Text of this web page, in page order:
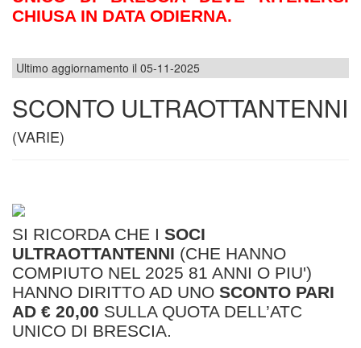
CHIUSA IN DATA ODIERNA.
Ultimo aggiornamento il 05-11-2025
SCONTO ULTRAOTTANTENNI
(VARIE)
SI RICORDA CHE I SOCI
ULTRAOTTANTENNI (CHE HANNO
COMPIUTO NEL 2025 81 ANNI O PIU')
HANNO DIRITTO AD UNO SCONTO PARI
AD € 20,00 SULLA QUOTA DELL’ATC
UNICO DI BRESCIA.